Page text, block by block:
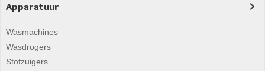
Apparatuur
Wasmachines
Wasdrogers
Stofzuigers